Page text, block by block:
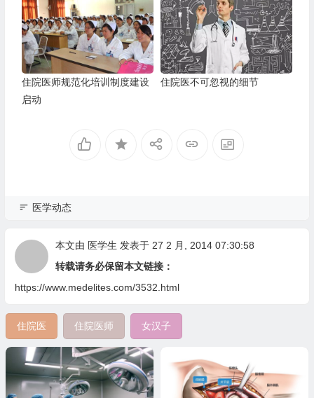
住院医师规范化培训制度建设
启动
住院医不可忽视的细节
医学动态
本文由 医学生 发表于 27 2 月, 2014 07:30:58
转载请务必保留本文链接：
https://www.medelites.com/3532.html
住院医 住院医师 女汉子